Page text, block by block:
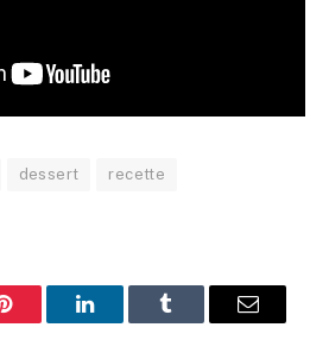
dessert recette
Pinterest LinkedInTumblr
E-